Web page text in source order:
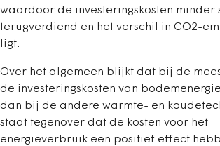
waardoor de investeringskosten minder
terugverdiend en het verschil in CO2-
ligt.
Over het algemeen blijkt dat bij de
de investeringskosten van
dan bij de andere warmte- en
staat tegenover dat de kosten voor het
energieverbruik een positief effect